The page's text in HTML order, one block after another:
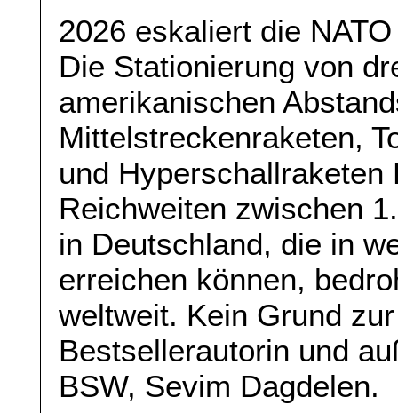
2026 eskaliert die
Die Stationierung von
amerikanischen
Mittelstreckenraketen,
und Hyperschallraketen
Reichweiten zwischen
in Deutschland, die in
erreichen können,
weltweit. Kein Grund
Bestsellerautorin und
BSW, Sevim Dagdelen.